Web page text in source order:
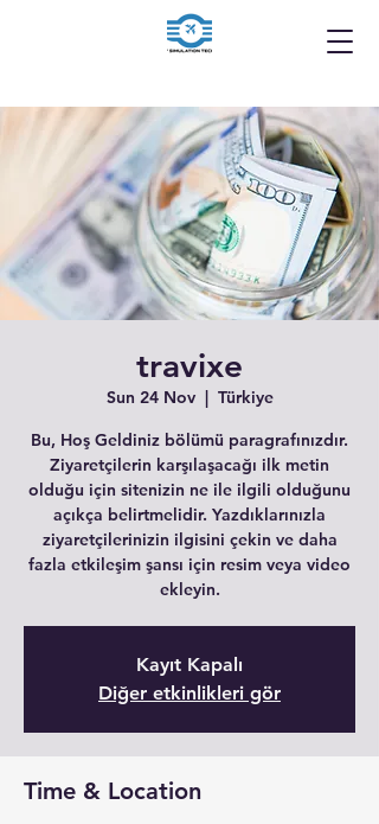
travixe
Sun 24 Nov
  |
Türkiye
Bu, Hoş Geldiniz bölümü paragrafınızdır.
Ziyaretçilerin karşılaşacağı ilk metin
olduğu için sitenizin ne ile ilgili olduğunu
açıkça belirtmelidir. Yazdıklarınızla
ziyaretçilerinizin ilgisini çekin ve daha
fazla etkileşim şansı için resim veya video
ekleyin.
Kayıt Kapalı
Diğer etkinlikleri gör
Time & Location